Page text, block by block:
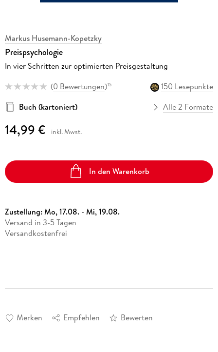
Markus Husemann-Kopetzky
Preispsychologie
In vier Schritten zur optimierten Preisgestaltung
(0 Bewertungen)15
150 Lesepunkte
Buch (kartoniert)
Alle 2 Formate
14,99 € inkl. Mwst.
In den Warenkorb
Zustellung:Mo, 17.08. - Mi, 19.08.
Versand in 3-5 Tagen
Versandkostenfrei
Merken Empfehlen Bewerten